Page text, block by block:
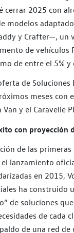
cerrar 2025 con
modelos
y Crafter—, un
de vehículos
de entre el 5% y
de Soluciones
meses con
y el Caravelle
con proyección
de las primeras
el lanzamiento
en 2015,
ha construido
de soluciones
de cada
de una red de